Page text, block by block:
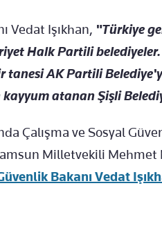
Vedat Işıkhan, "Türkiye
Halk Partili
AK Partili
atanan Şişli
Çalışma ve Sosyal
Milletvekili Mehmet
Bakanı Vedat